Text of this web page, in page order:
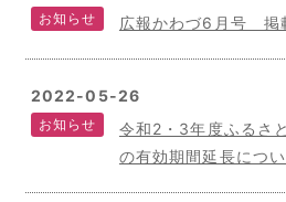
お知らせ 広報かわづ6月号 掲
2022-05-26
お知らせ
令和2・3年度ふるさ
の有効期間延長につい